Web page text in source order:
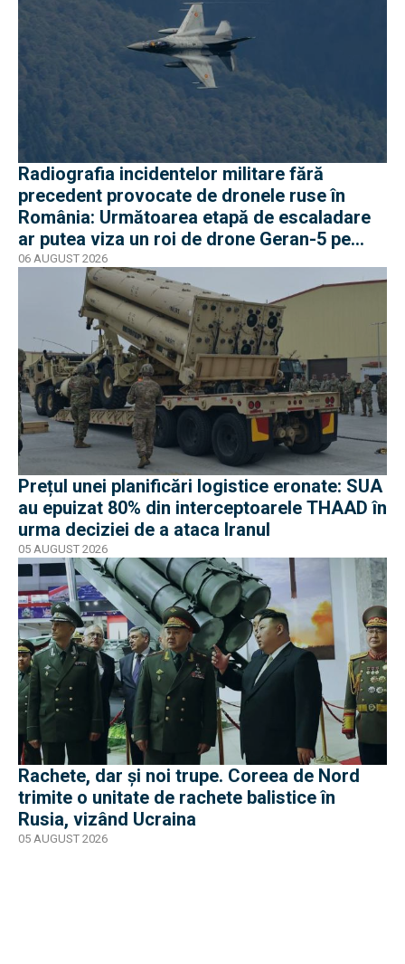
Radiografia incidentelor militare fără
precedent provocate de dronele ruse în
România: Următoarea etapă de escaladare
ar putea viza un roi de drone Geran-5 pe
direcția Galați-Reni
06 AUGUST 2026
Prețul unei planificări logistice eronate: SUA
au epuizat 80% din interceptoarele THAAD în
urma deciziei de a ataca Iranul
05 AUGUST 2026
Rachete, dar și noi trupe. Coreea de Nord
trimite o unitate de rachete balistice în
Rusia, vizând Ucraina
05 AUGUST 2026